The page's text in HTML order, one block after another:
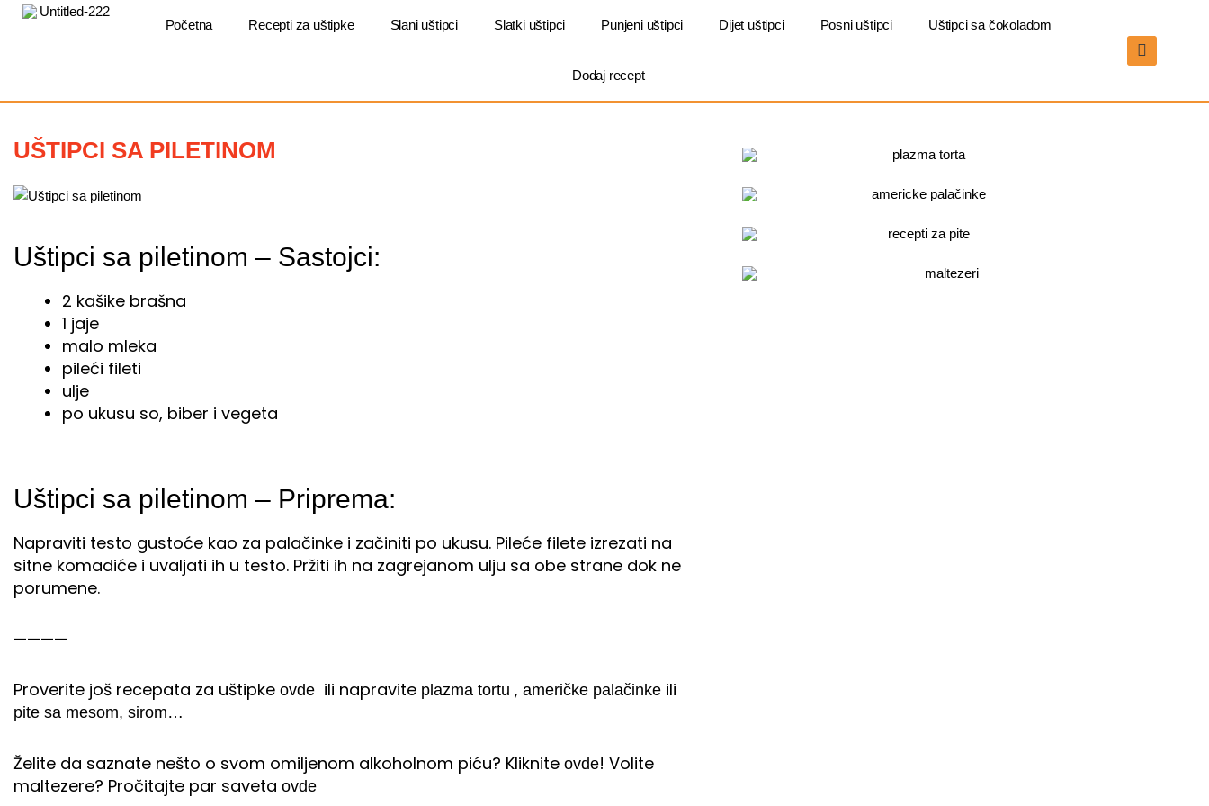
Пређи
Početna Recepti za uštipke Slani uštipci Slatki uštipci Punjeni uštipci Dijet uštipci Posni uštipci Uštipci sa čokoladom
Dodaj recept
UŠTIPCI SA PILETINOM
Uštipci sa piletinom – Sastojci:
2 kašike brašna
1 jaje
malo mleka
pileći fileti
ulje
po ukusu so, biber i vegeta
Uštipci sa piletinom – Priprema:
Napraviti testo gustoće kao za palačinke i začiniti po ukusu. Pileće filete izrezati na
sitne komadiće i uvaljati ih u testo. Pržiti ih na zagrejanom ulju sa obe strane dok ne
porumene.
————
Proverite još recepata za uštipke ovde ili napravite plazma tortu , američke palačinke ili
pite sa mesom, sirom…
Želite da saznate nešto o svom omiljenom alkoholnom piću? Kliknite ovde! Volite
maltezere? Pročitajte par saveta ovde